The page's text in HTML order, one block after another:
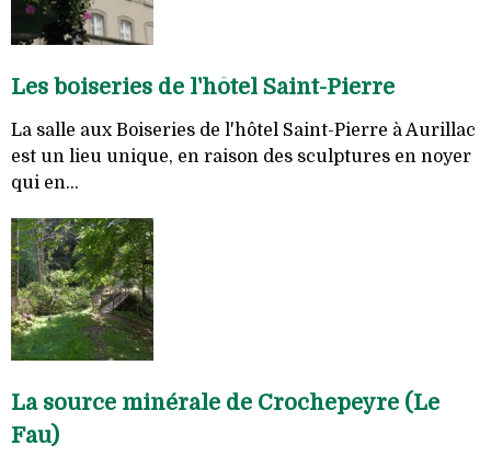
Les boiseries de l'hôtel Saint-Pierre
La salle aux Boiseries de l'hôtel Saint-Pierre à Aurillac
est un lieu unique, en raison des sculptures en noyer
qui en...
La source minérale de Crochepeyre (Le
Fau)